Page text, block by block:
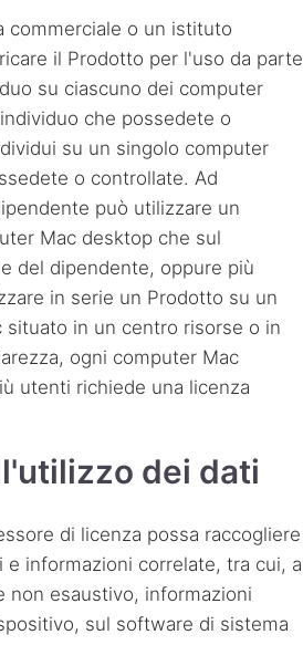
commerciale o un istituto
il Prodotto per l'uso da parte
su ciascuno dei computer
che possedete o
su un singolo computer
o controllate. Ad
può utilizzare un
Mac desktop che sul
del dipendente, oppure più
in serie un Prodotto su un
situato in un centro risorse o in
ogni computer Mac
utenti richiede una licenza
dei dati
di licenza possa raccogliere
informazioni correlate, tra cui, a
non esaustivo, informazioni
sul software di sistema